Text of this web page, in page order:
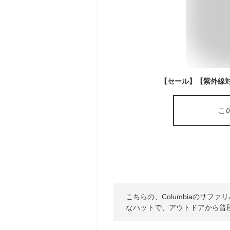
こ
こちらの、Columbiaのサファ
なハットで、アウトドアから